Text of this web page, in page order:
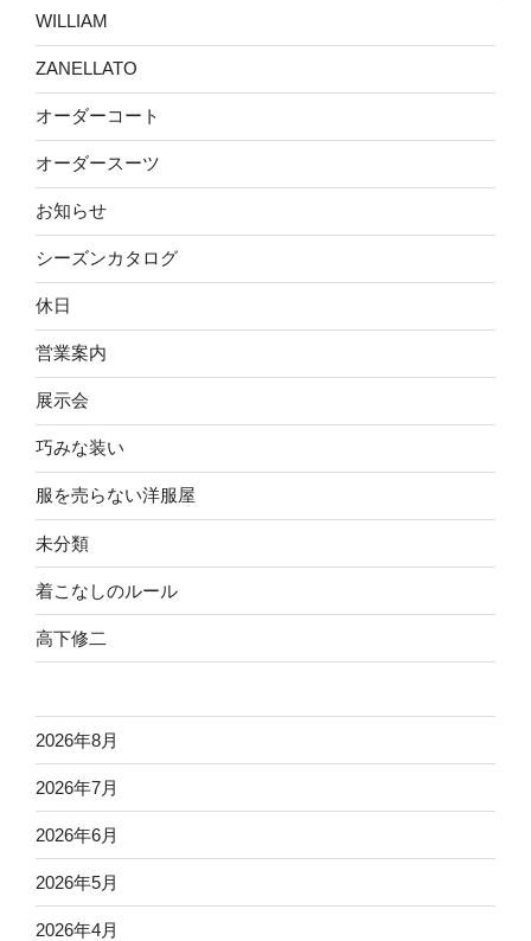
WILLIAM
ZANELLATO
オーダーコート
オーダースーツ
お知らせ
シーズンカタログ
休日
営業案内
展示会
巧みな装い
服を売らない洋服屋
未分類
着こなしのルール
高下修二
2026年8月
2026年7月
2026年6月
2026年5月
2026年4月